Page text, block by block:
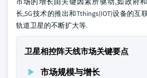
长,5G技术的推出和Tthings(IOT)设备的互
轨道卫星的不断扩大等.
卫星相控阵天线市场关键要点
市场规模与增长